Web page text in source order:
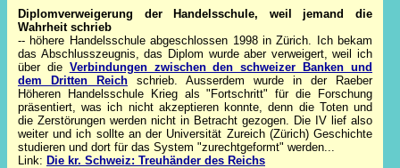
Diplomverweigerung der Handelsschule, weil jemand die
Wahrheit schrieb
-- höhere Handelsschule abgeschlossen 1998 in Zürich. Ich bekam
das Abschlusszeugnis, das Diplom wurde aber verweigert, weil ich
über die Verbindungen zwischen den schweizer Banken und
dem Dritten Reich schrieb. Ausserdem wurde in der Raeber
Höheren Handelsschule Krieg als "Fortschritt" für die Forschung
präsentiert, was ich nicht akzeptieren konnte, denn die Toten und
die Zerstörungen werden nicht in Betracht gezogen. Die IV lief also
weiter und ich sollte an der Universität Zureich (Zürich) Geschichte
studieren und dort für das System "zurechtgeformt" werden...
Link: Die kr. Schweiz: Treuhänder des Reichs